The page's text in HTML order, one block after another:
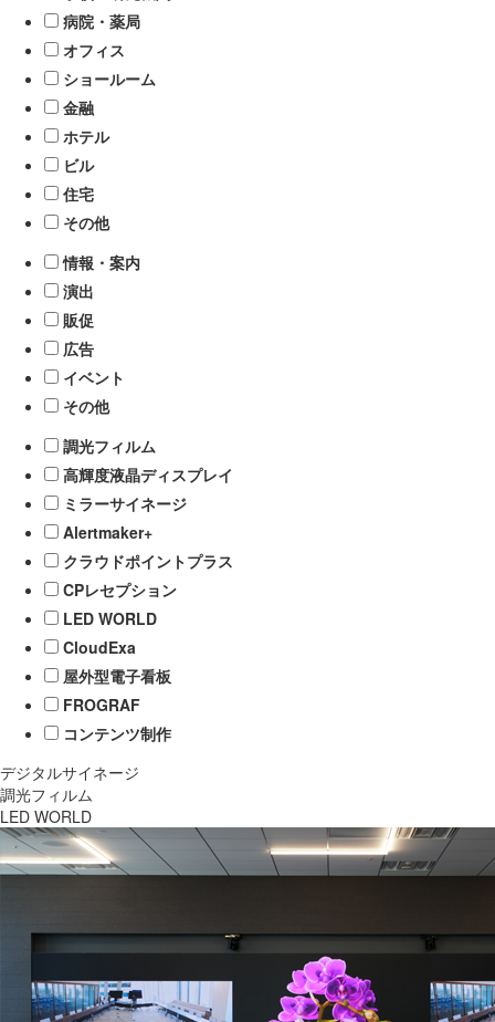
病院・薬局
オフィス
ショールーム
金融
ホテル
ビル
住宅
その他
情報・案内
演出
販促
広告
イベント
その他
調光フィルム
高輝度液晶ディスプレイ
ミラーサイネージ
Alertmaker+
クラウドポイントプラス
CPレセプション
LED WORLD
CloudExa
屋外型電子看板
FROGRAF
コンテンツ制作
デジタルサイネージ
調光フィルム
LED WORLD